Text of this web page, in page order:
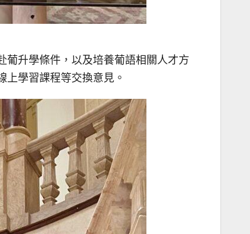
葡升學條件，以及培養葡語相關人才方
學習課程等交換意見。